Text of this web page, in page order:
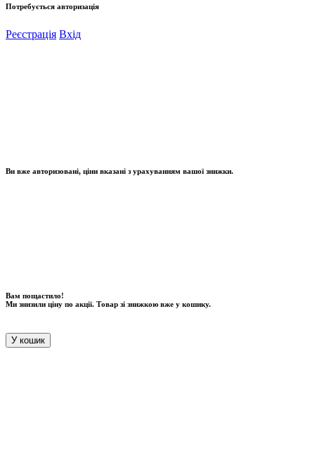
Потребується авторизація
Реєстрація Вхід
Ви вже авторизовані, ціни вказані з урахуванням вашої знижки.
Вам пощастило!
Ми знизили ціну по акції. Товар зі знижкою вже у кошику.
У кошик